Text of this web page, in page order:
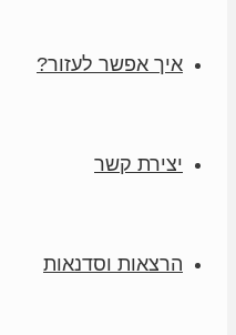
איך אפשר לעזור?
יצירת קשר
הרצאות וסדנאות